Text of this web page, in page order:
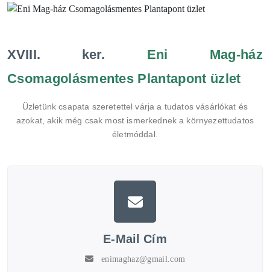
XVIII. ker. Eni Mag-ház
Csomagolásmentes Plantapont üzlet
Üzletünk csapata szeretettel várja a tudatos vásárlókat és
azokat, akik még csak most ismerkednek a környezettudatos
életmóddal.
E-Mail Cím
enimaghaz@gmail.com